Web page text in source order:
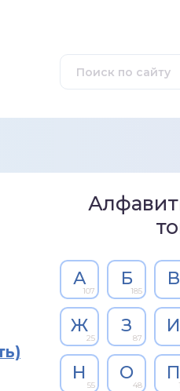
А
107
Б
185
В
Ж
25
З
87
И
Н
55
О
48
П